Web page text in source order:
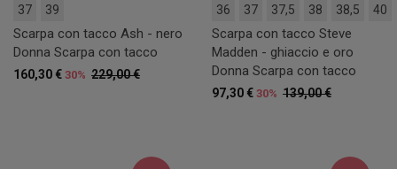
37 39
Scarpa con tacco Ash - nero
Donna Scarpa con tacco
229,00 €
160,30 € 30%
36 37 37,5 38 38,5 40
Scarpa con tacco Steve
Madden - ghiaccio e oro
Donna Scarpa con tacco
139,00 €
97,30 € 30%